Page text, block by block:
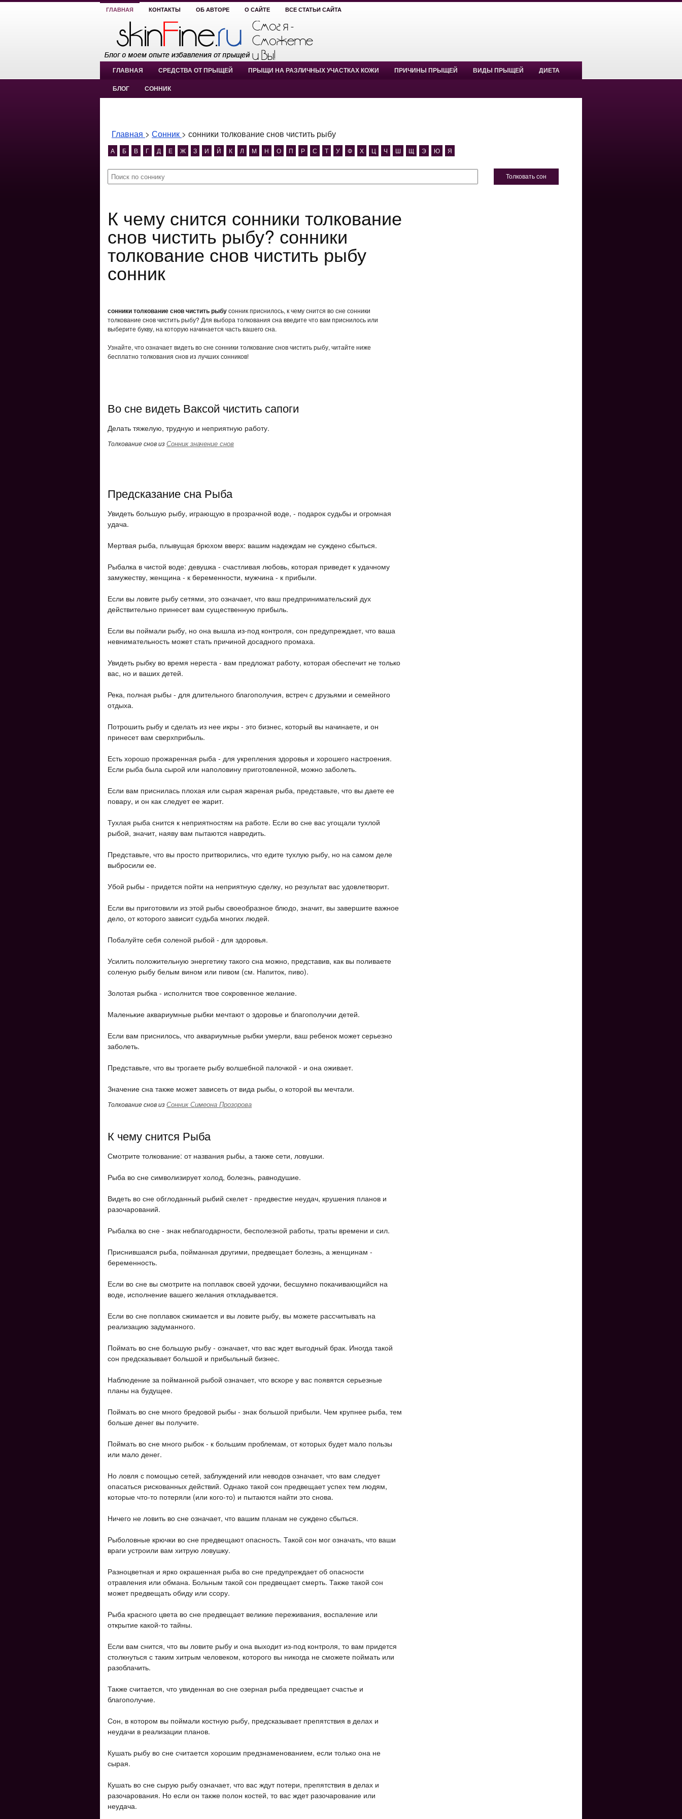
ГЛАВНАЯ КОНТАКТЫ ОБ АВТОРЕ О САЙТЕ ВСЕ СТАТЬИ САЙТА
ГЛАВНАЯ СРЕДСТВА ОТ ПРЫЩЕЙ ПРЫЩИ НА РАЗЛИЧНЫХ УЧАСТКАХ КОЖИ ПРИЧИНЫ ПРЫЩЕЙ ВИДЫ ПРЫЩЕЙ ДИЕТА
БЛОГ СОННИК
Главная > Сонник > сонники толкование снов чистить рыбу
А Б В Г Д Е Ж З И Й К Л М Н О П Р С Т У Ф Х Ц Ч Ш Щ Э Ю Я
Толковать сон
К чему снится сонники толкование
снов чистить рыбу? сонники
толкование снов чистить рыбу
сонник
сонники толкование снов чистить рыбусонник приснилось, к чему снится во сне сонники
толкование снов чистить рыбу? Для выбора толкования сна введите что вам приснилось или
выберите букву, на которую начинается часть вашего сна.
Узнайте, что означает видеть во сне сонники толкование снов чистить рыбу, читайте ниже
бесплатно толкования снов из лучших сонников!
Во сне видеть Ваксой чистить сапоги
Делать тяжелую, трудную и неприятную работу.
Толкование снов изСонник значение снов
Предсказание сна Рыба
Увидеть большую рыбу, играющую в прозрачной воде, - подарок судьбы и огромная
удача.
Мертвая рыба, плывущая брюхом вверх: вашим надеждам не суждено сбыться.
Рыбалка в чистой воде: девушка - счастливая любовь, которая приведет к удачному
замужеству, женщина - к беременности, мужчина - к прибыли.
Если вы ловите рыбу сетями, это означает, что ваш предпринимательский дух
действительно принесет вам существенную прибыль.
Если вы поймали рыбу, но она вышла из-под контроля, сон предупреждает, что ваша
невнимательность может стать причиной досадного промаха.
Увидеть рыбку во время нереста - вам предложат работу, которая обеспечит не только
вас, но и ваших детей.
Река, полная рыбы - для длительного благополучия, встреч с друзьями и семейного
отдыха.
Потрошить рыбу и сделать из нее икры - это бизнес, который вы начинаете, и он
принесет вам сверхприбыль.
Есть хорошо прожаренная рыба - для укрепления здоровья и хорошего настроения.
Если рыба была сырой или наполовину приготовленной, можно заболеть.
Если вам приснилась плохая или сырая жареная рыба, представьте, что вы даете ее
повару, и он как следует ее жарит.
Тухлая рыба снится к неприятностям на работе. Если во сне вас угощали тухлой
рыбой, значит, наяву вам пытаются навредить.
Представьте, что вы просто притворились, что едите тухлую рыбу, но на самом деле
выбросили ее.
Убой рыбы - придется пойти на неприятную сделку, но результат вас удовлетворит.
Если вы приготовили из этой рыбы своеобразное блюдо, значит, вы завершите важное
дело, от которого зависит судьба многих людей.
Побалуйте себя соленой рыбой - для здоровья.
Усилить положительную энергетику такого сна можно, представив, как вы поливаете
соленую рыбу белым вином или пивом (см. Напиток, пиво).
Золотая рыбка - исполнится твое сокровенное желание.
Маленькие аквариумные рыбки мечтают о здоровье и благополучии детей.
Если вам приснилось, что аквариумные рыбки умерли, ваш ребенок может серьезно
заболеть.
Представьте, что вы трогаете рыбу волшебной палочкой - и она оживает.
Значение сна также может зависеть от вида рыбы, о которой вы мечтали.
Толкование снов изСонник Симеона Прозорова
К чему снится Рыба
Смотрите толкование: от названия рыбы, а также сети, ловушки.
Рыба во сне символизирует холод, болезнь, равнодушие.
Видеть во сне обглоданный рыбий скелет - предвестие неудач, крушения планов и
разочарований.
Рыбалка во сне - знак неблагодарности, бесполезной работы, траты времени и сил.
Приснившаяся рыба, пойманная другими, предвещает болезнь, а женщинам -
беременность.
Если во сне вы смотрите на поплавок своей удочки, бесшумно покачивающийся на
воде, исполнение вашего желания откладывается.
Если во сне поплавок сжимается и вы ловите рыбу, вы можете рассчитывать на
реализацию задуманного.
Поймать во сне большую рыбу - означает, что вас ждет выгодный брак. Иногда такой
сон предсказывает большой и прибыльный бизнес.
Наблюдение за пойманной рыбой означает, что вскоре у вас появятся серьезные
планы на будущее.
Поймать во сне много бредовой рыбы - знак большой прибыли. Чем крупнее рыба, тем
больше денег вы получите.
Поймать во сне много рыбок - к большим проблемам, от которых будет мало пользы
или мало денег.
Но ловля с помощью сетей, заблуждений или неводов означает, что вам следует
опасаться рискованных действий. Однако такой сон предвещает успех тем людям,
которые что-то потеряли (или кого-то) и пытаются найти это снова.
Ничего не ловить во сне означает, что вашим планам не суждено сбыться.
Рыболовные крючки во сне предвещают опасность. Такой сон мог означать, что ваши
враги устроили вам хитрую ловушку.
Разноцветная и ярко окрашенная рыба во сне предупреждает об опасности
отравления или обмана. Больным такой сон предвещает смерть. Также такой сон
может предвещать обиду или ссору.
Рыба красного цвета во сне предвещает великие переживания, воспаление или
открытие какой-то тайны.
Если вам снится, что вы ловите рыбу и она выходит из-под контроля, то вам придется
столкнуться с таким хитрым человеком, которого вы никогда не сможете поймать или
разоблачить.
Также считается, что увиденная во сне озерная рыба предвещает счастье и
благополучие.
Сон, в котором вы поймали костную рыбу, предсказывает препятствия в делах и
неудачи в реализации планов.
Кушать рыбу во сне считается хорошим предзнаменованием, если только она не
сырая.
Кушать во сне сырую рыбу означает, что вас ждут потери, препятствия в делах и
разочарования. Но если он также полон костей, то вас ждет разочарование или
неудача.